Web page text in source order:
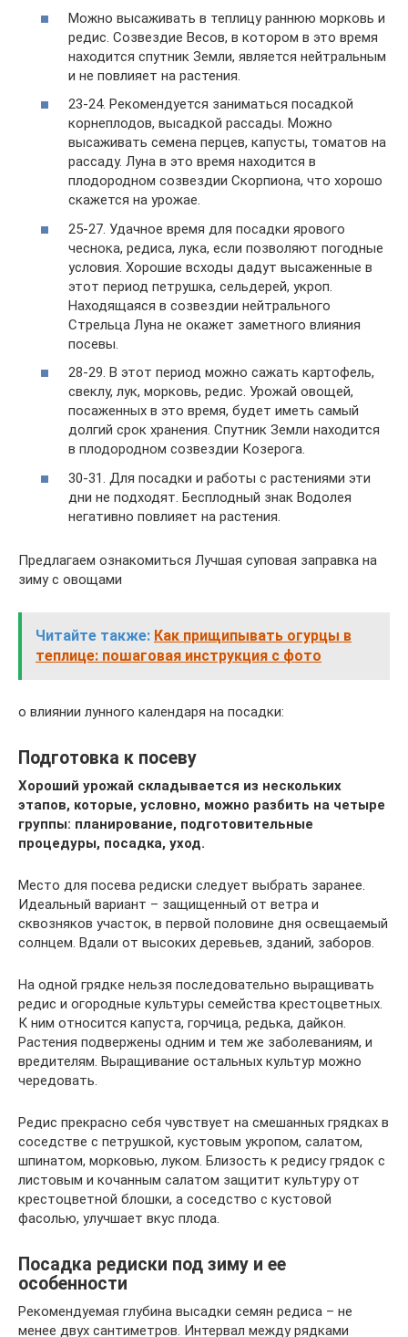
Можно высаживать в теплицу раннюю морковь и
редис. Созвездие Весов, в котором в это время
находится спутник Земли, является нейтральным
и не повлияет на растения.
23-24. Рекомендуется заниматься посадкой
корнеплодов, высадкой рассады. Можно
высаживать семена перцев, капусты, томатов на
рассаду. Луна в это время находится в
плодородном созвездии Скорпиона, что хорошо
скажется на урожае.
25-27. Удачное время для посадки ярового
чеснока, редиса, лука, если позволяют погодные
условия. Хорошие всходы дадут высаженные в
этот период петрушка, сельдерей, укроп.
Находящаяся в созвездии нейтрального
Стрельца Луна не окажет заметного влияния
посевы.
28-29. В этот период можно сажать картофель,
свеклу, лук, морковь, редис. Урожай овощей,
посаженных в это время, будет иметь самый
долгий срок хранения. Спутник Земли находится
в плодородном созвездии Козерога.
30-31. Для посадки и работы с растениями эти
дни не подходят. Бесплодный знак Водолея
негативно повлияет на растения.
Предлагаем ознакомиться Лучшая суповая заправка на
зиму с овощами
Читайте также: Как прищипывать огурцы в
теплице: пошаговая инструкция с фото
о влиянии лунного календаря на посадки:
Подготовка к посеву
Хороший урожай складывается из нескольких
этапов, которые, условно, можно разбить на четыре
группы: планирование, подготовительные
процедуры, посадка, уход.
Место для посева редиски следует выбрать заранее.
Идеальный вариант – защищенный от ветра и
сквозняков участок, в первой половине дня освещаемый
солнцем. Вдали от высоких деревьев, зданий, заборов.
На одной грядке нельзя последовательно выращивать
редис и огородные культуры семейства крестоцветных.
К ним относится капуста, горчица, редька, дайкон.
Растения подвержены одним и тем же заболеваниям, и
вредителям. Выращивание остальных культур можно
чередовать.
Редис прекрасно себя чувствует на смешанных грядках в
соседстве с петрушкой, кустовым укропом, салатом,
шпинатом, морковью, луком. Близость к редису грядок с
листовым и кочанным салатом защитит культуру от
крестоцветной блошки, а соседство с кустовой
фасолью, улучшает вкус плода.
Посадка редиски под зиму и ее
особенности
Рекомендуемая глубина высадки семян редиса – не
менее двух сантиметров. Интервал между рядками